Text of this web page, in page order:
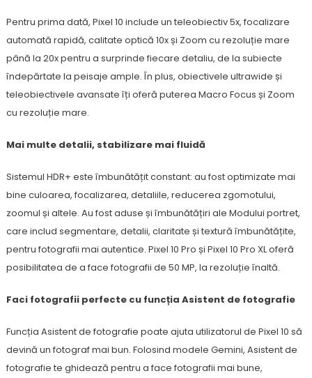
Pentru prima dată, Pixel 10 include un teleobiectiv 5x, focalizare
automată rapidă, calitate optică 10x și Zoom cu rezoluție mare
până la 20x pentru a surprinde fiecare detaliu, de la subiecte
îndepărtate la peisaje ample. În plus, obiectivele ultrawide și
teleobiectivele avansate îți oferă puterea Macro Focus și Zoom
cu rezoluție mare.
Mai multe detalii, stabilizare mai fluidă
Sistemul HDR+ este îmbunătățit constant: au fost optimizate mai
bine culoarea, focalizarea, detaliile, reducerea zgomotului,
zoomul și altele. Au fost aduse și îmbunătățiri ale Modului portret,
care includ segmentare, detalii, claritate și textură îmbunătățite,
pentru fotografii mai autentice. Pixel 10 Pro și Pixel 10 Pro XL oferă
posibilitatea de a face fotografii de 50 MP, la rezoluție înaltă.
Faci fotografii perfecte cu funcția Asistent de fotografie
Funcția Asistent de fotografie poate ajuta utilizatorul de Pixel 10 să
devină un fotograf mai bun. Folosind modele Gemini, Asistent de
fotografie te ghidează pentru a face fotografii mai bune,